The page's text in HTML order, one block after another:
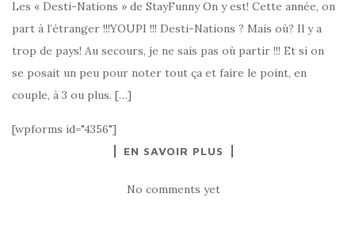
Les « Desti-Nations » de StayFunny On y est! Cette année, on
part à l’étranger !!!YOUPI !!! Desti-Nations ? Mais où? Il y a
trop de pays! Au secours, je ne sais pas où partir !!! Et si on
se posait un peu pour noter tout ça et faire le point, en
couple, à 3 ou plus. […]
[wpforms id="4356"]
EN SAVOIR PLUS
No comments yet